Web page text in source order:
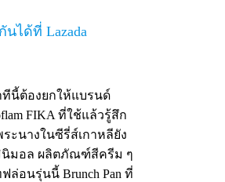
ได้ที่ Lazada
ทีนี้ต้องยกให้แบรนด์
FIKA ที่ใช้แล้วรู้สึก
ะนางในซีรี่ส์เกาหลียัง
นิมอล ผลิตภัณฑ์สีครีม ๆ
ล่อนรุ่นนี้ Brunch Pan ที่